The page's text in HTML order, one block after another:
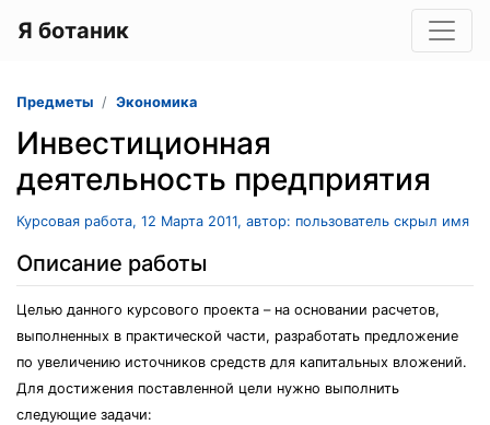
Я ботаник
Предметы Экономика
Инвестиционная
деятельность предприятия
Курсовая работа, 12 Марта 2011, автор: пользователь скрыл имя
Описание работы
Целью данного курсового проекта – на основании расчетов,
выполненных в практической части, разработать предложение
по увеличению источников средств для капитальных вложений.
Для достижения поставленной цели нужно выполнить
следующие задачи: